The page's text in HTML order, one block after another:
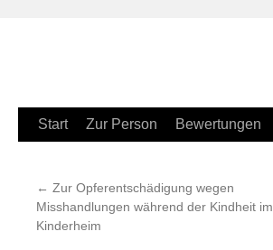
Zum
springen
Start Zur Person Bewertungen
← Zur Opferentschädigung wegen
Misshandlungen während der Kindheit im
Kinderheim